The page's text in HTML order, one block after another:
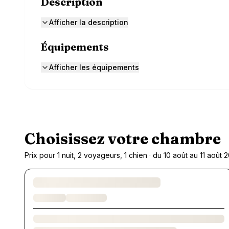
Afficher la description
Équipements
Afficher les équipements
Choisissez votre chambre
Prix pour 1 nuit, 2 voyageurs, 1 chien · du 10 août au 11 août
Chargement des chambres et des formules…